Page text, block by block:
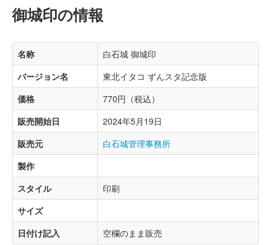
御城印の情報
名称
白石城 御城印
バージョン名
東北イタコ ずんスタ記念版
価格
770円（税込）
販売開始日
2024年5月19日
販売元
白石城管理事務所
製作
スタイル
印刷
サイズ
日付け記入
空欄のまま販売